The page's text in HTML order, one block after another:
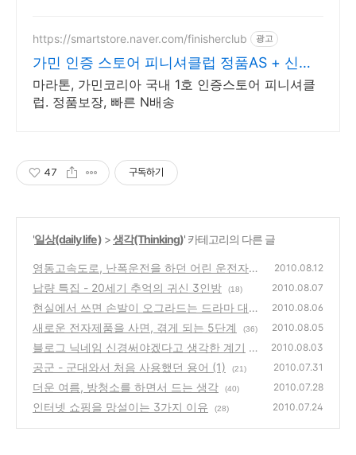
https://smartstore.naver.com/finisherclub 광고
가민 인증 스토어 피니셔클럽 정품AS + 신속
보장 N배송
마라톤, 가민코리아 국내 1호 인증스토어 피니셔클
럽. 정품보장, 빠른 N배송
47 구독하기
'일상(daily life ) >생각(Thinking)' 카테고리의 다른 글
영동고속도로, 난폭운전을 하던 어린 운전자를
보니...
(22)
2010.08.12
납량 특집 - 20세기 추억의 귀신 3인방 (18) 2010.08.07
현실에서 쓰면 손발이 오그라드는 드라마 대사
3가지
(28)
2010.08.06
새로운 전자제품을 사면, 겪게 되는 5단계 (36) 2010.08.05
블로그 닉네임 신경써야겠다고 생각한 계기
(3
2)
2010.08.03
공군 - 군대와서 처음 사용했던 용어 (1) (21) 2010.07.31
더운 여름, 방청소를 하면서 드는 생각 (40) 2010.07.28
인터넷 쇼핑을 망설이는 3가지 이유 (28) 2010.07.24